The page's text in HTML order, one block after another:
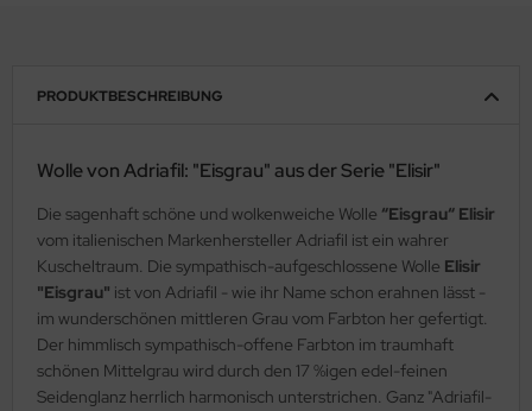
PRODUKTBESCHREIBUNG
Wolle von Adriafil: "Eisgrau" aus der Serie "Elisir"
Die sagenhaft schöne und wolkenweiche Wolle “Eisgrau“ Elisir
vom italienischen Markenhersteller Adriafil ist ein wahrer
Kuscheltraum. Die sympathisch-aufgeschlossene Wolle Elisir
"Eisgrau" ist von Adriafil - wie ihr Name schon erahnen lässt -
im wunderschönen mittleren Grau vom Farbton her gefertigt.
Der himmlisch sympathisch-offene Farbton im traumhaft
schönen Mittelgrau wird durch den 17 %igen edel-feinen
Seidenglanz herrlich harmonisch unterstrichen. Ganz "Adriafil-